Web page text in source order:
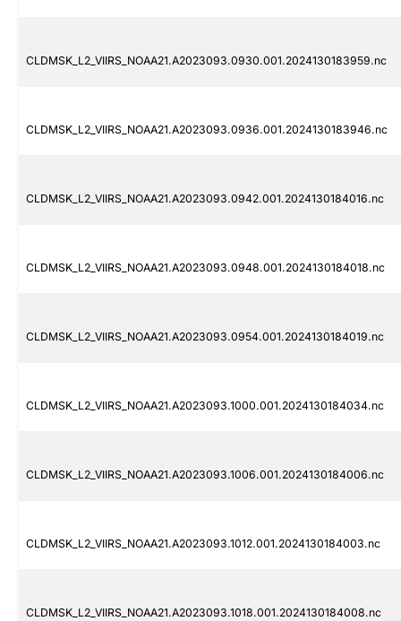
CLDMSK_L2_VIIRS_NOAA21.A2023093.0930.001.2024130183959.nc
CLDMSK_L2_VIIRS_NOAA21.A2023093.0936.001.2024130183946.nc
CLDMSK_L2_VIIRS_NOAA21.A2023093.0942.001.2024130184016.nc
CLDMSK_L2_VIIRS_NOAA21.A2023093.0948.001.2024130184018.nc
CLDMSK_L2_VIIRS_NOAA21.A2023093.0954.001.2024130184019.nc
CLDMSK_L2_VIIRS_NOAA21.A2023093.1000.001.2024130184034.nc
CLDMSK_L2_VIIRS_NOAA21.A2023093.1006.001.2024130184006.nc
CLDMSK_L2_VIIRS_NOAA21.A2023093.1012.001.2024130184003.nc
CLDMSK_L2_VIIRS_NOAA21.A2023093.1018.001.2024130184008.nc